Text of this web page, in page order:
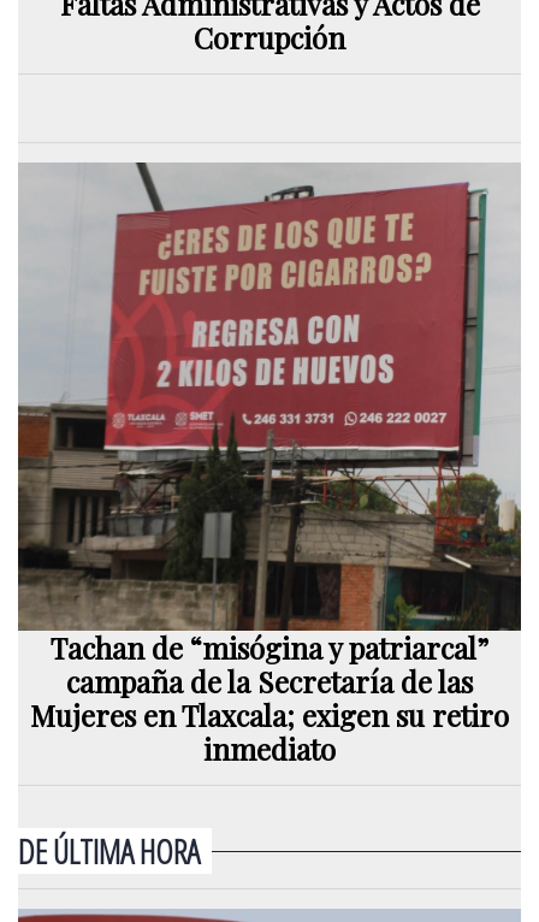
Corrupción
Tachan de “misógina y patriarcal”
campaña de la Secretaría de las
Mujeres en Tlaxcala; exigen su retiro
inmediato
DE ÚLTIMA HORA